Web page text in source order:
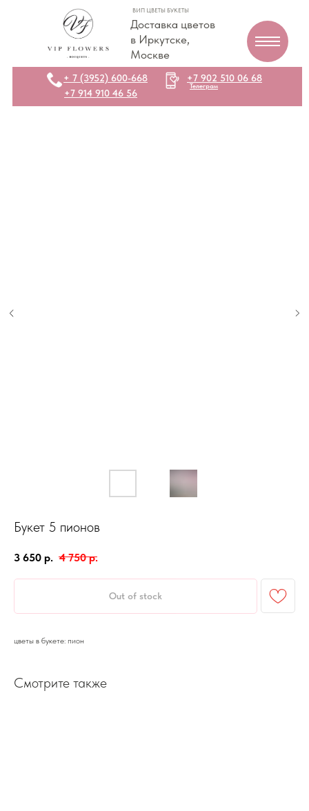
Доставка цветов
в Иркутске,
Москве
ВИП ЦВЕТЫ БУКЕТЫ
+7 914 910 46 56
+7 902 510 06 68
Телеграм
+ 7 (3952) 600-668
Букет 5 пионов
3 650 р. 4 750 р.
Out of stock
цветы в букете: пион
Смотрите также